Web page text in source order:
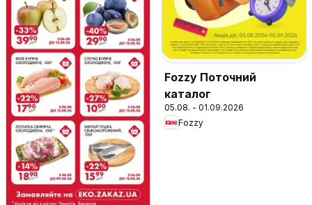
Fozzy Поточний
каталог
05.08. - 01.09.2026
Fozzy